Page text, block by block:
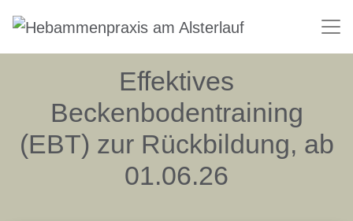
Effektives
Beckenbodentraining
(EBT) zur Rückbildung, ab
01.06.26